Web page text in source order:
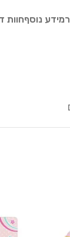
מידע נוסףחוות